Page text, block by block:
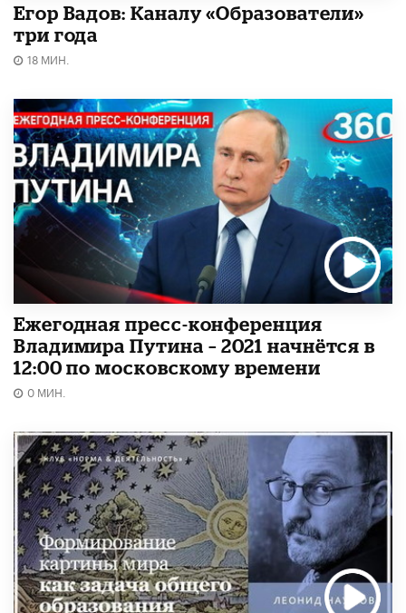
Егор Вадов: Каналу «Образователи»
три года
18 МИН.
Ежегодная пресс-конференция
Владимира Путина – 2021 начнётся в
12:00 по московскому времени
0 МИН.